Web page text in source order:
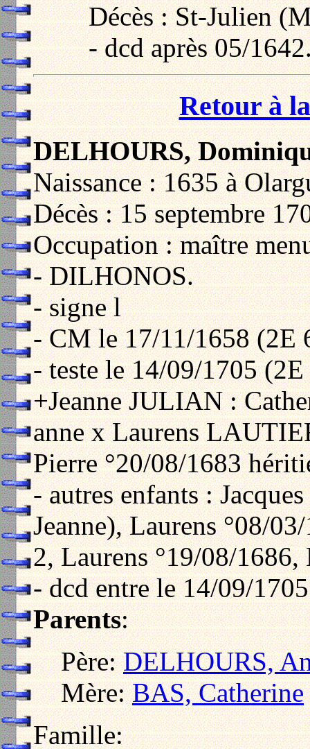
Décès : St-Julien
- dcd après 05/
Retour à
DELHOURS,
Naissance : 1635 à
Décès : 15 septembre
Occupation : maître
- DILHONOS.
- signe l
- CM le 17/11/1658 (2E
- teste le 14/09/1705
+Jeanne JULIAN :
anne x Laurens
Pierre °20/08/1683
- autres enfants :
Jeanne), Laurens °08/
2, Laurens °19/08/
- dcd entre le 14/09/
Parents:
Père:DELHOURS,
Mère:BAS, Catherine
Famille: